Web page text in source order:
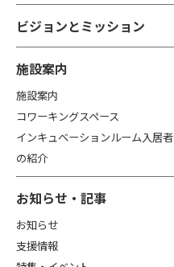
ビジョンとミッション
施設案内
施設案内
コワーキングスペース
インキュベーションルーム入居者
の紹介
お知らせ・記事
お知らせ
支援情報